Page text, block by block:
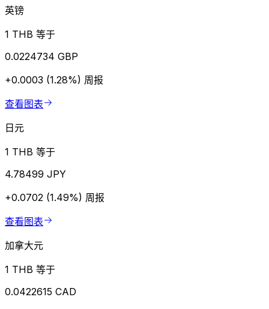
英镑
1 THB 等于
0.0224734 GBP
+0.0003 (1.28%) 周报
查看图表
日元
1 THB 等于
4.78499 JPY
+0.0702 (1.49%) 周报
查看图表
加拿大元
1 THB 等于
0.0422615 CAD